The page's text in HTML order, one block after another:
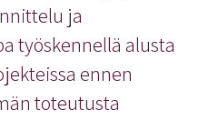
ja
työskennellä alusta
ennen
toteutusta